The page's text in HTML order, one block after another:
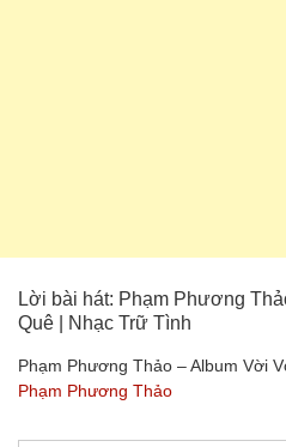
Lời bài hát: Phạm Phương
Quê | Nhạc Trữ Tình
Phạm Phương Thảo – Album Vời
Phạm Phương Thảo